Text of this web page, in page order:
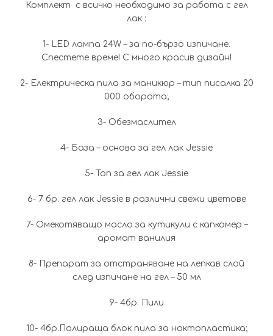
72.60€
(142.00
Комплект с всичко необходимо за работа с гел
лак :
1- LED лампа 24W – за по-бързо изпичане.
Спестете време! С много красив дизайн!
2- Електрическа пила за маникюр – тип писалка 20
000 оборота;
3- Обезмаслител
4- База – основа за гел лак Jessie
5- Топ за гел лак Jessie
6- 7 бр. гел лак Jessie в различни свежи цветове
7- Омекотяващо масло за кутикули с капкомер –
аромат ванилия
8- Препарат за отстраняване на лепкав слой
след изпичане на гел – 50 мл
9- 4бр. Пили
10- 4бр.Полираща блок пила за ноктопластика;